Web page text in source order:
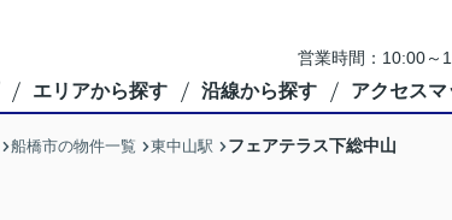
営業時間：10:00～
エリアから探す 沿線から探す アクセスマ
船橋市の物件一覧 東中山駅 フェアテラス下総中山